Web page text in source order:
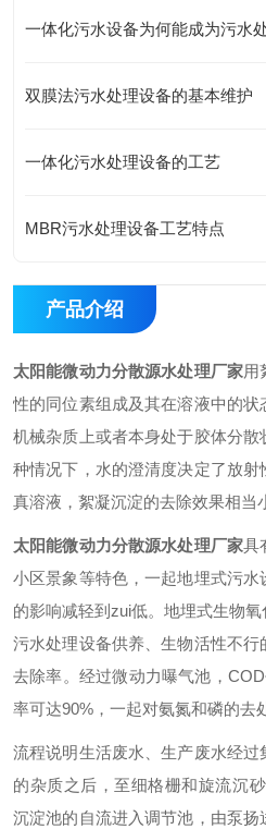
一体化污水设备为何能成为污水
双膜法污水处理设备的基本维护
一体化污水处理设备的工艺
MBR污水处理设备工艺特点
产品介绍
太阳能微动力分散源水处理厂家用
性的同位素组成及其在溶液中的
机械杂质上或者本身处于胶体分
种情况下，水的澄清度决定了放
真溶液，絮凝沉淀的去除效果相当
太阳能微动力分散源水处理厂家具
小区景象等特色，一起地埋式污水
的影响减轻到zui低。地埋式生物氧
污水处理设备供养、生物活性不行
去除率。经过微动力曝气池，
率可达90%，一起对氨氮和磷的去
流程说明生活废水、生产废水经
的杂质之后，至细格栅和旋流沉
沉淀池的自流进入调节池，由泵